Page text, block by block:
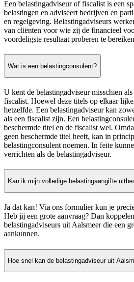
Een belastingadviseur of fiscalist is een
belastingen en adviseert bedrijven en
en regelgeving. Belastingadviseurs
van cliënten voor wie zij de financieel
voordeligste resultaat proberen te
Wat is een belastingconsulent?
U kent de belastingadviseur misschien
fiscalist. Hoewel deze titels op elkaar
hetzelfde. Een belastingadviseur kan
als een fiscalist zijn. Een
beschermde titel en de fiscalist wel.
geen beschermde titel heeft, kan in
belastingconsulent noemen. In feite
verrichten als de belastingadviseur.
Kan ik mijn volledige belastingaangifte
Ja dat kan! Via ons formulier kun je
Heb jij een grote aanvraag? Dan
belastingadviseurs uit Aalsmeer die een
aankunnen.
Hoe snel kan de belastingadviseur uit